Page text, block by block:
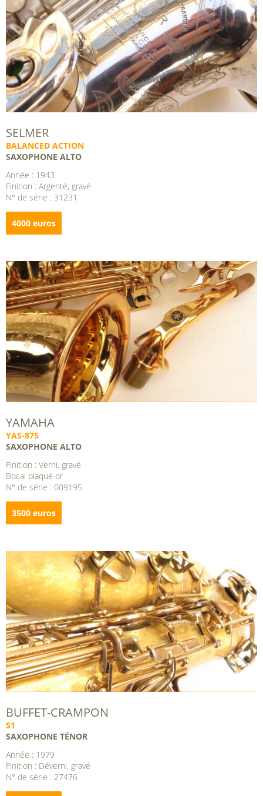
SELMER
BALANCED ACTION
SAXOPHONE ALTO
Année : 1943
Finition : Argenté, gravé
N° de série : 31231
4000 euros
YAMAHA
YAS-875
SAXOPHONE ALTO
Finition : Verni, gravé
Bocal plaqué or
N° de série : 009195
3500 euros
BUFFET-CRAMPON
S1
SAXOPHONE TÉNOR
Année : 1979
Finition : Déverni, gravé
N° de série : 27476